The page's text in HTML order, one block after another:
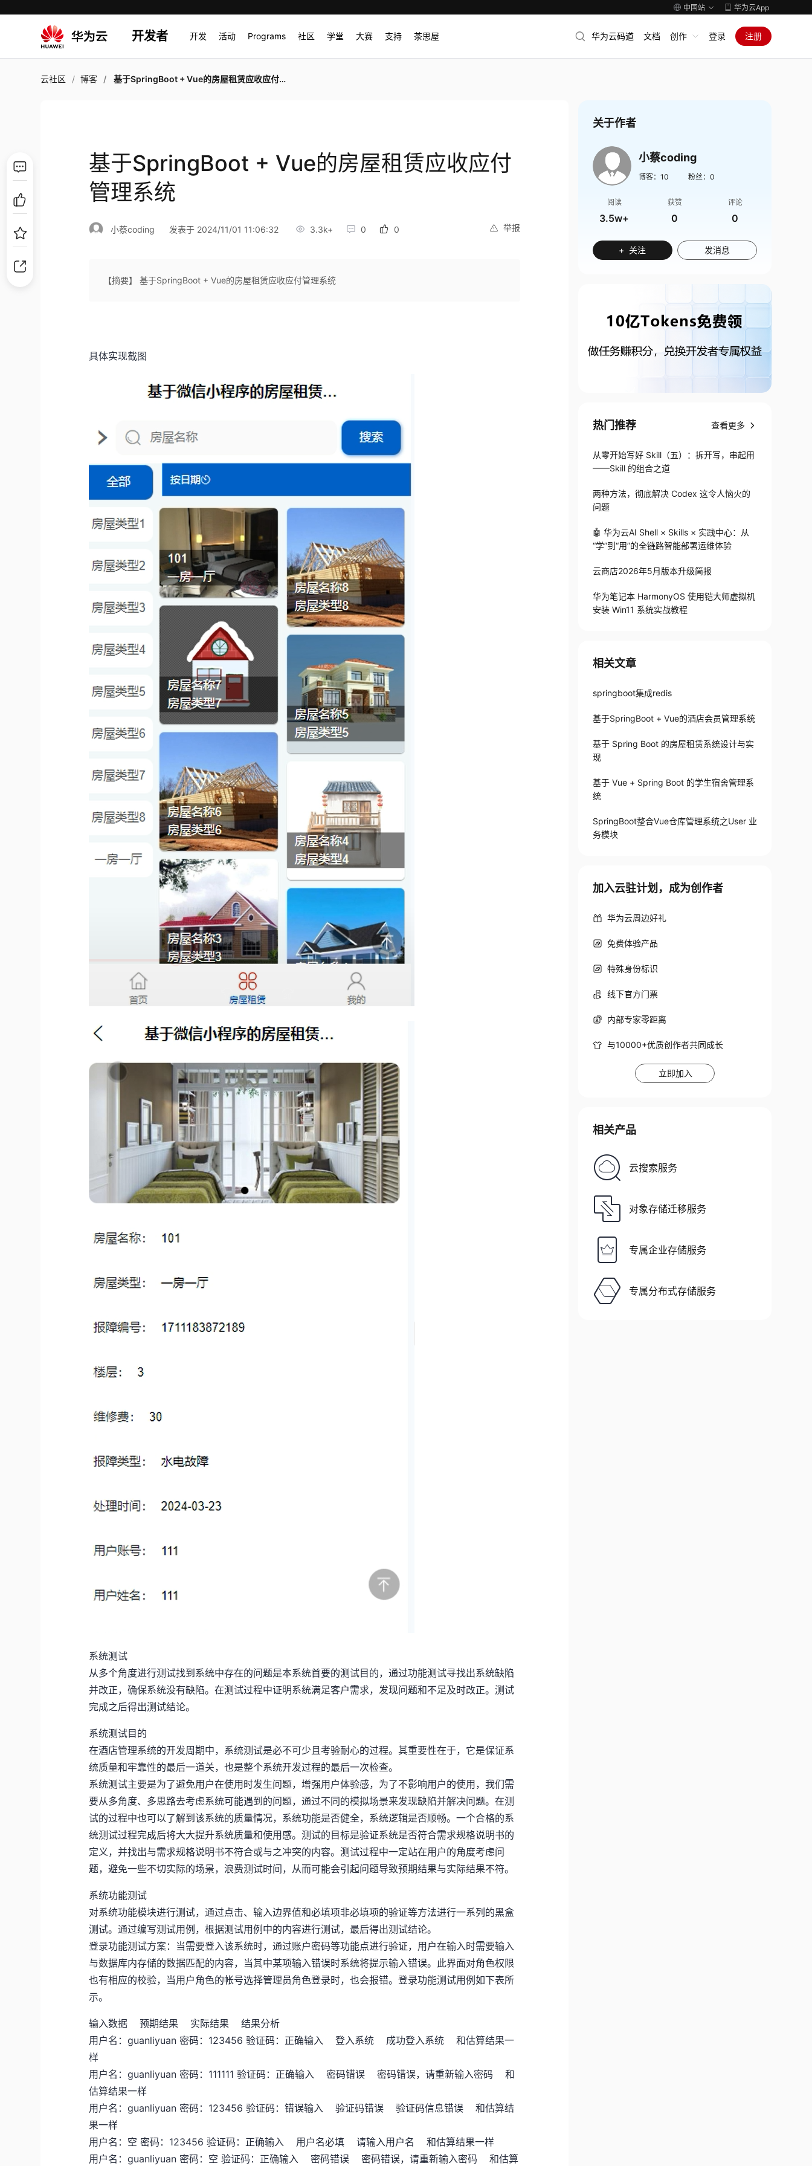
中国站 华为云App
开发者 开发 活动 Programs 社区 学堂 大赛 支持 茶思屋 华为云码道 文档 创作 登录 注册
云社区 博客 基于SpringBoot + Vue的房屋租赁应收应付管理系统
基于SpringBoot + Vue的房屋租赁应收应付
管理系统
举报
小蔡coding 发表于 2024/11/01 11:06:32 3.3k+ 0 0
【摘要】 基于SpringBoot + Vue的房屋租赁应收应付管理系统
具体实现截图
系统测试
从多个角度进行测试找到系统中存在的问题是本系统首要的测试目的，通过功能测试寻找出系统缺陷
并改正，确保系统没有缺陷。在测试过程中证明系统满足客户需求，发现问题和不足及时改正。测试
完成之后得出测试结论。
系统测试目的
在酒店管理系统的开发周期中，系统测试是必不可少且考验耐心的过程。其重要性在于，它是保证系
统质量和牢靠性的最后一道关，也是整个系统开发过程的最后一次检查。
系统测试主要是为了避免用户在使用时发生问题，增强用户体验感，为了不影响用户的使用，我们需
要从多角度、多思路去考虑系统可能遇到的问题，通过不同的模拟场景来发现缺陷并解决问题。在测
试的过程中也可以了解到该系统的质量情况，系统功能是否健全，系统逻辑是否顺畅。一个合格的系
统测试过程完成后将大大提升系统质量和使用感。测试的目标是验证系统是否符合需求规格说明书的
定义，并找出与需求规格说明书不符合或与之冲突的内容。测试过程中一定站在用户的角度考虑问
题，避免一些不切实际的场景，浪费测试时间，从而可能会引起问题导致预期结果与实际结果不符。
系统功能测试
对系统功能模块进行测试，通过点击、输入边界值和必填项非必填项的验证等方法进行一系列的黑盒
测试。通过编写测试用例，根据测试用例中的内容进行测试，最后得出测试结论。
登录功能测试方案：当需要登入该系统时，通过账户密码等功能点进行验证，用户在输入时需要输入
与数据库内存储的数据匹配的内容，当其中某项输入错误时系统将提示输入错误。此界面对角色权限
也有相应的校验，当用户角色的帐号选择管理员角色登录时，也会报错。登录功能测试用例如下表所
示。
输入数据 预期结果 实际结果 结果分析
用户名：guanliyuan 密码：123456 验证码：正确输入 登入系统 成功登入系统 和估算结果一
样
用户名：guanliyuan 密码：111111 验证码：正确输入 密码错误 密码错误，请重新输入密码 和
估算结果一样
用户名：guanliyuan 密码：123456 验证码：错误输入 验证码错误 验证码信息错误 和估算结
果一样
用户名：空 密码：123456 验证码：正确输入 用户名必填 请输入用户名 和估算结果一样
用户名：guanliyuan 密码：空 验证码：正确输入 密码错误 密码错误，请重新输入密码 和估算
关于作者
小蔡coding
博客： 10 粉丝： 0
阅读
3.5w+
获赞
0
评论
0
+ 关注 发消息
热门推荐 查看更多
从零开始写好 Skill（五）：拆开写，串起用
——Skill 的组合之道
两种方法，彻底解决 Codex 这令人恼火的
问题
🤖 华为云AI Shell × Skills × 实践中心：从
“学”到“用”的全链路智能部署运维体验
云商店2026年5月版本升级简报
华为笔记本 HarmonyOS 使用铠大师虚拟机
安装 Win11 系统实战教程
相关文章
springboot集成redis
基于SpringBoot + Vue的酒店会员管理系统
基于 Spring Boot 的房屋租赁系统设计与实
现
基于 Vue + Spring Boot 的学生宿舍管理系
统
SpringBoot整合Vue仓库管理系统之User 业
务模块
加入云驻计划，成为创作者
华为云周边好礼
免费体验产品
特殊身份标识
线下官方门票
内部专家零距离
与10000+优质创作者共同成长
立即加入
相关产品
云搜索服务
对象存储迁移服务
专属企业存储服务
专属分布式存储服务